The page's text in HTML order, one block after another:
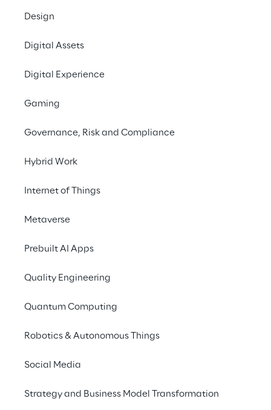
Design
Digital Assets
Digital Experience
Gaming
Governance, Risk and Compliance
Hybrid Work
Internet of Things
Metaverse
Prebuilt AI Apps
Quality Engineering
Quantum Computing
Robotics & Autonomous Things
Social Media
Strategy and Business Model Transformation
#Generative AI
#Customer Experience
digitale in grado di
guidare i clienti nella
adatto ai propri bisogni
Verso una
comunicazione digitale